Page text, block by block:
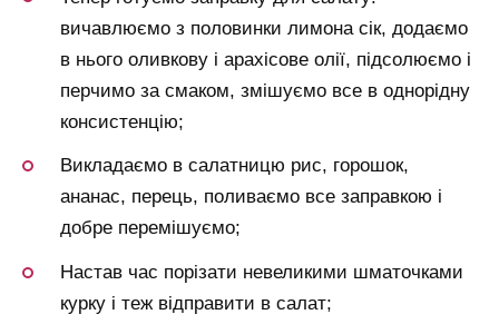
вичавлюємо з половинки лимона сік, додаємо
в нього оливкову і арахісове олії, підсолюємо і
перчимо за смаком, змішуємо все в однорідну
консистенцію;
Викладаємо в салатницю рис, горошок,
ананас, перець, поливаємо все заправкою і
добре перемішуємо;
Настав час порізати невеликими шматочками
курку і теж відправити в салат;